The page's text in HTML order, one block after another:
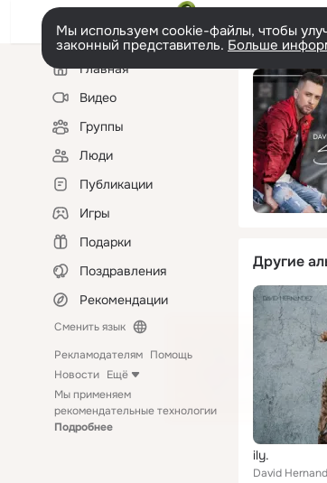
Мы используем cookie-файлы, чтобы
законный представитель. Больше
Левая
колонкаГлавная
Видео
Группы
Люди
Публикации
Игры
Подарки
Поздравления
Рекомендации
Сменить язык
Рекламодателям Помощь
Новости Ещё
Мы применяем
рекомендательные технологии
Подробнее
Другие
ily.
David